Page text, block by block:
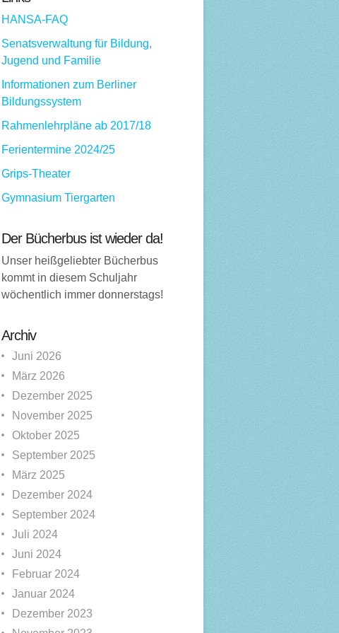
HANSA-FAQ
Senatsverwaltung für Bildung,
Jugend und Familie
Informationen zum Berliner
Bildungssystem
Rahmenlehrpläne ab 2017/18
Ferientermine 2024/25
Grips-Theater
Gymnasium Tiergarten
Der Bücherbus ist wieder da!
Unser heißgeliebter Bücherbus
kommt in diesem Schuljahr
wöchentlich immer donnerstags!
Archiv
Juni 2026
März 2026
Dezember 2025
November 2025
Oktober 2025
September 2025
März 2025
Dezember 2024
September 2024
Juli 2024
Juni 2024
Februar 2024
Januar 2024
Dezember 2023